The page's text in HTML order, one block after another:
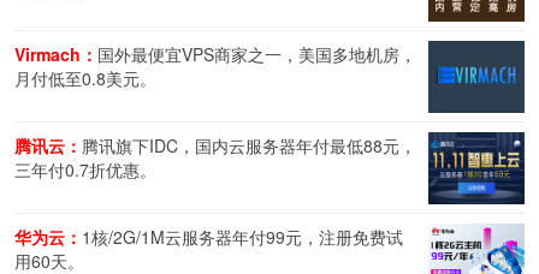
Virmach： 国外最便宜VPS商家之一，美国多地机房，
月付低至0.8美元。
腾讯云： 腾讯旗下IDC，国内云服务器年付最低88元，
三年付0.7折优惠。
华为云： 1核/2G/1M云服务器年付99元，注册免费试
用60天。